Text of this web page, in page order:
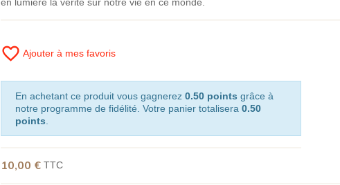
favorite_border Ajouter à mes favoris
En achetant ce produit vous gagnerez 0.50 points grâce à
notre programme de fidélité. Votre panier totalisera 0.50
points
10,00 €TTC